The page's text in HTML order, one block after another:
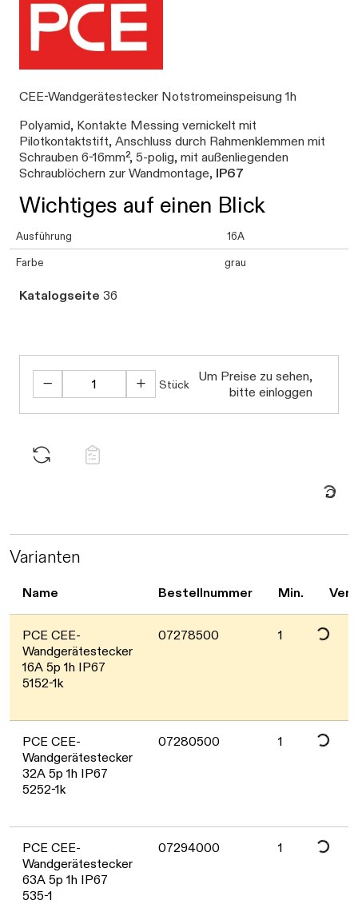
CEE-Wandgerätestecker Notstromeinspeisung 1h
Polyamid, Kontakte Messing vernickelt mit
Pilotkontaktstift, Anschluss durch Rahmenklemmen mit
Schrauben 6-16mm², 5-polig, mit außenliegenden
Schraublöchern zur Wandmontage, IP67
Wichtiges auf einen Blick
Ausführung 16A
Farbe grau
Katalogseite 36
Stück
Um Preise zu sehen,
bitte einloggen
Daten
Varianten
Name Bestellnummer Min.
PCE CEE-
Wandgerätestecker
16A 5p 1h IP67
5152-1k
07278500 1 Daten
PCE CEE-
Wandgerätestecker
32A 5p 1h IP67
5252-1k
07280500 1 Daten
PCE CEE-
Wandgerätestecker
63A 5p 1h IP67
535-1
07294000 1 Daten